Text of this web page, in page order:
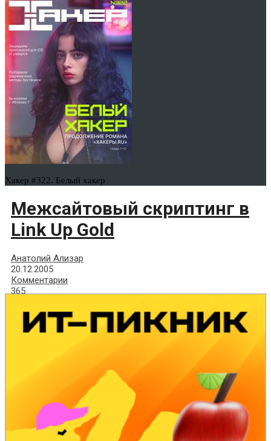
Хакер #322. Белый хакер
Межсайтовый скриптинг в
Link Up Gold
Анатолий Ализар
20.12.2005
Комментарии
365